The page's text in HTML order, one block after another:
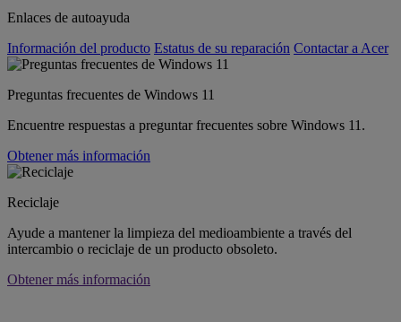
Enlaces de autoayuda
Información del producto Estatus de su reparación Contactar a Acer
Preguntas frecuentes de Windows 11
Encuentre respuestas a preguntar frecuentes sobre Windows 11.
Obtener más información
Reciclaje
Ayude a mantener la limpieza del medioambiente a través del
intercambio o reciclaje de un producto obsoleto.
Obtener más información